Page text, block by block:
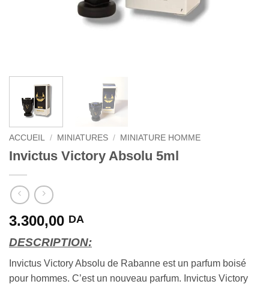
ACCUEIL / MINIATURES / MINIATURE HOMME
Invictus Victory Absolu 5ml
3.300,00 DA
DESCRIPTION:
Invictus Victory Absolu de Rabanne est un parfum boisé
pour hommes. C’est un nouveau parfum. Invictus Victory